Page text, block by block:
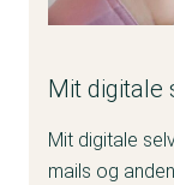
Mit
Mit digitale
mails og